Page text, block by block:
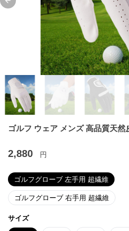
Previous slide
ゴルフ ウェア メンズ 高品質天
2,880 円
ゴルフグローブ 左手用 超繊維
ゴルフグローブ 右手用 超繊維
サイズ